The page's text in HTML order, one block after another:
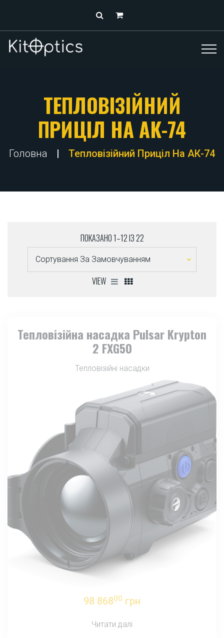
ТЕПЛОВІЗІЙНИЙ
ПРИЦІЛ НА АК-74
Головна Тепловізійний Приціл На АК-74
ПОКАЗАНО 1–12 ІЗ 22
VIEW
Тепловізійна насадка Pulsar Krypton
2 FXG50
Тепловізійні насадки
98 86800 грн
Читати далі